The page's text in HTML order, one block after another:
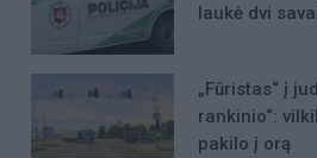
laukė dvi
„Fūristas“ į
rankinio“:
pakilo į orą